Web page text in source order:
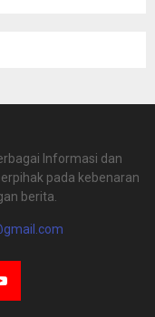
Informasi dan
pada kebenaran
berita.